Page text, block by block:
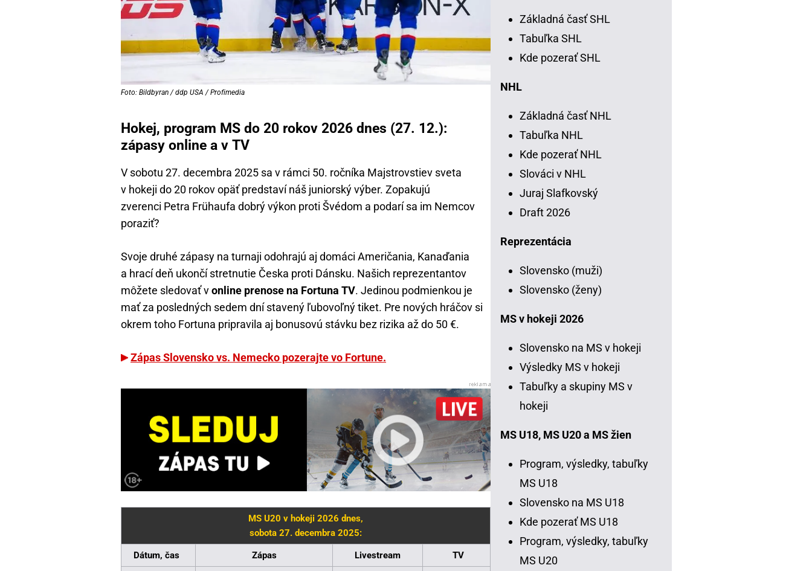
Foto: Bildbyran / ddp USA / Profimedia
Hokej, program MS do 20 rokov 2026 dnes (27. 12.):
zápasy online a v TV
V sobotu 27. decembra 2025 sa v rámci 50. ročníka Majstrovstiev sveta
v hokeji do 20 rokov opäť predstaví náš juniorský výber. Zopakujú
zverenci Petra Frühaufa dobrý výkon proti Švédom a podarí sa im Nemcov
poraziť?
Svoje druhé zápasy na turnaji odohrajú aj domáci Američania, Kanaďania
a hrací deň ukončí stretnutie Česka proti Dánsku. Našich reprezentantov
môžete sledovať vonline prenose na Fortuna TV. Jedinou podmienkou je
mať za posledných sedem dní stavený ľubovoľný tiket. Pre nových hráčov si
okrem toho Fortuna pripravila aj bonusovú stávku bez rizika až do 50 €.
Zápas Slovensko vs. Nemecko pozerajte vo Fortune.
MS U20 v hokeji 2026 dnes,
sobota 27. decembra 2025:
Dátum, čas Zápas Livestream TV
Základná časť SHL
Tabuľka SHL
Kde pozerať SHL
NHL
Základná časť NHL
Tabuľka NHL
Kde pozerať NHL
Slováci v NHL
Juraj Slafkovský
Draft 2026
Reprezentácia
Slovensko (muži)
Slovensko (ženy)
MS v hokeji 2026
Slovensko na MS v hokeji
Výsledky MS v hokeji
Tabuľky a skupiny MS v
hokeji
MS U18, MS U20 a MS žien
Program, výsledky, tabuľky
MS U18
Slovensko na MS U18
Kde pozerať MS U18
Program, výsledky, tabuľky
MS U20